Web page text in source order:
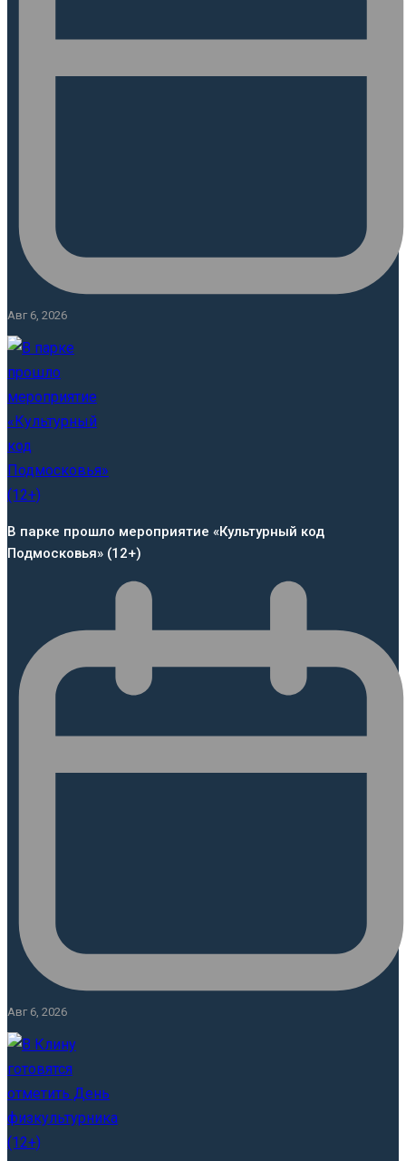
Авг 6, 2026
В парке прошло мероприятие «Культурный код
Подмосковья» (12+)
Авг 6, 2026